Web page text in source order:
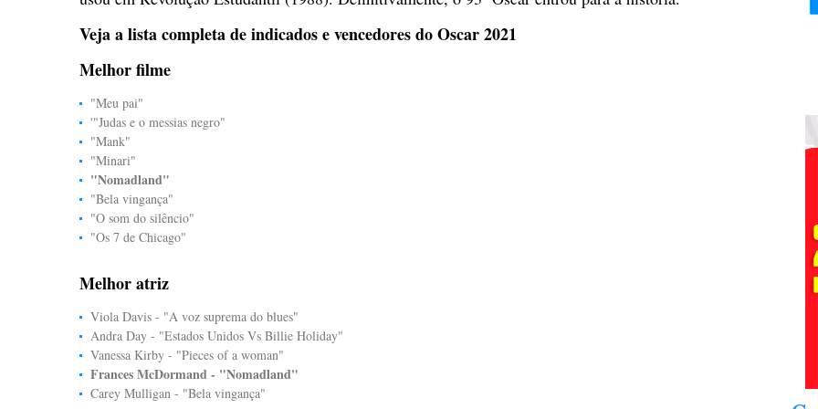
Veja a lista completa de indicados e vencedores do Oscar 2021
Melhor filme
"Meu pai"
'"Judas e o messias negro"
"Mank"
"Minari"
"Nomadland"
"Bela vingança"
"O som do silêncio"
"Os 7 de Chicago"
Melhor atriz
Viola Davis - "A voz suprema do blues"
Andra Day - "Estados Unidos Vs Billie Holiday"
Vanessa Kirby - "Pieces of a woman"
Frances McDormand - "Nomadland"
Carey Mulligan - "Bela vingança"